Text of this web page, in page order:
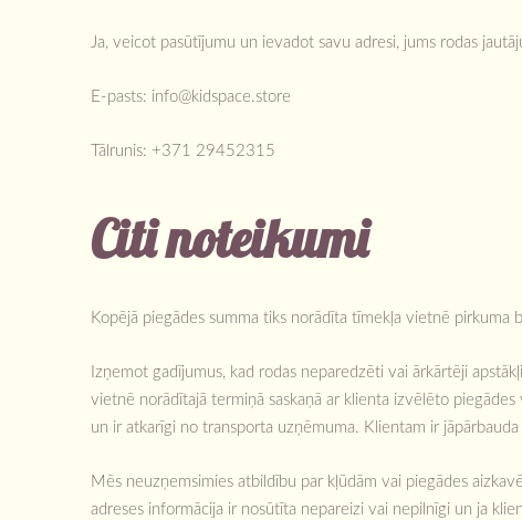
Ja, veicot pasūtījumu un ievadot savu adresi, jums rodas
E-pasts: info@kidspace.store
Tālrunis: +371 29452315
Citi noteikumi
Kopējā piegādes summa tiks norādīta tīmekļa vietnē pirkuma
Izņemot gadījumus, kad rodas neparedzēti vai ārkārtēji
vietnē norādītajā termiņā saskaņā ar klienta izvēlēto
un ir atkarīgi no transporta uzņēmuma. Klientam ir
Mēs neuzņemsimies atbildību par kļūdām vai piegādes
adreses informācija ir nosūtīta nepareizi vai nepilnīgi un ja